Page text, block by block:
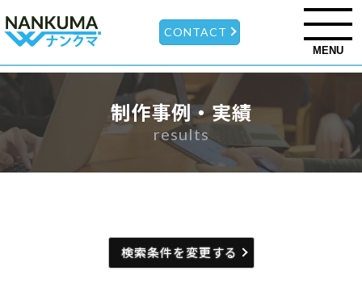
CONTACT
MENU
制作事例・実績
results
検索条件を変更する